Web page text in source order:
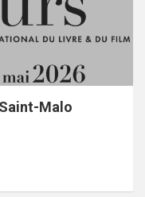
Malo